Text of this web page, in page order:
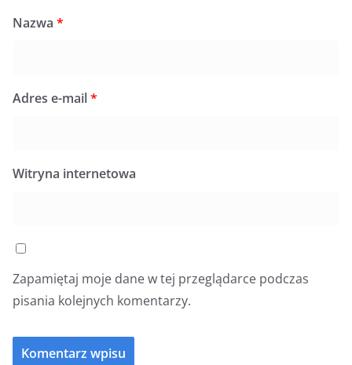
Nazwa *
Adres e-mail*
Witryna internetowa
Zapamiętaj moje dane w tej przeglądarce podczas
pisania kolejnych komentarzy.